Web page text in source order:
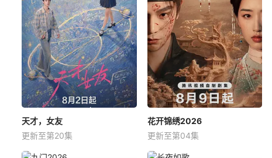
天才，女友
更新至第20集
花开锦绣2026
更新至第04集